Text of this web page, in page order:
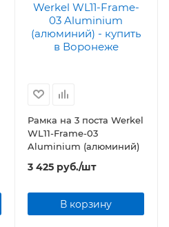
Рамка на 3 поста Werkel
WL11-Frame-03
Aluminium (алюминий)
3 425руб./шт
В корзину